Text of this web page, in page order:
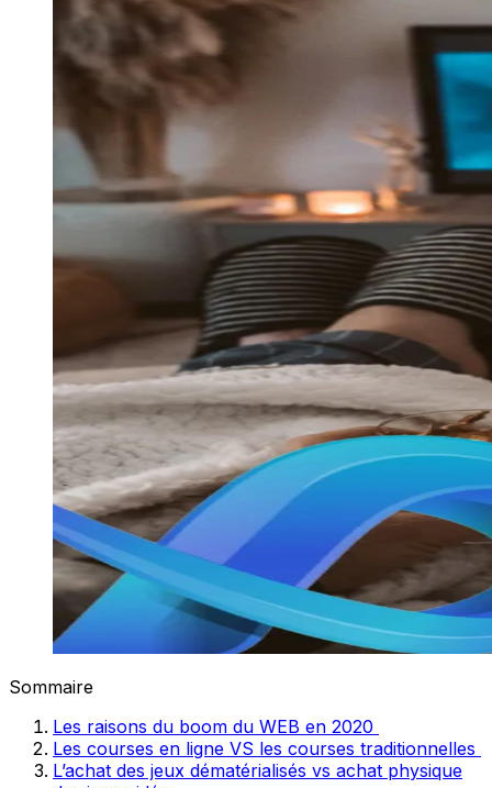
Sommaire
Les raisons du boom du WEB en 2020
Les courses en ligne VS les courses traditionnelles
L’achat des jeux dématérialisés vs achat physique